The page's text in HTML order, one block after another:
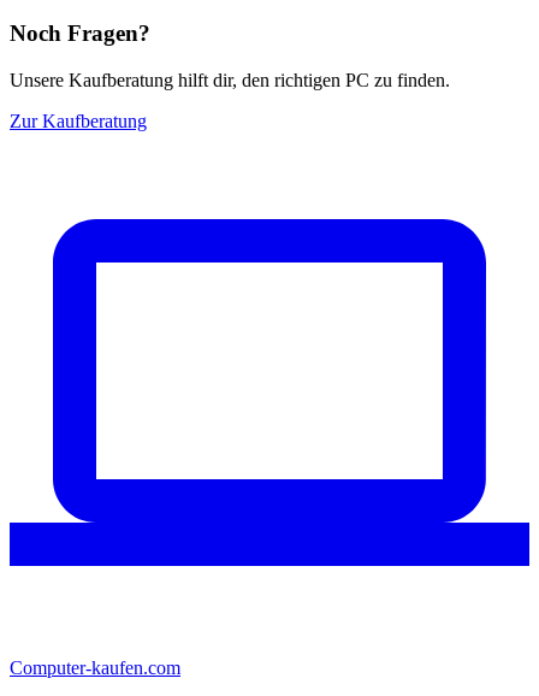
Noch Fragen?
Unsere Kaufberatung hilft dir, den richtigen PC zu finden.
Zur Kaufberatung
Computer-kaufen.com